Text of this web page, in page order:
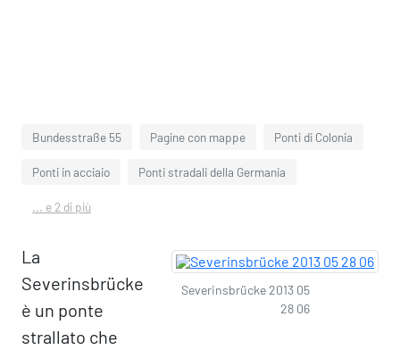
Bundesstraße 55 Pagine con mappe Ponti di Colonia
Ponti in acciaio Ponti stradali della Germania
... e 2 di più
Severinsbrücke 2013 05
28 06
La
Severinsbrücke
è un ponte
strallato che